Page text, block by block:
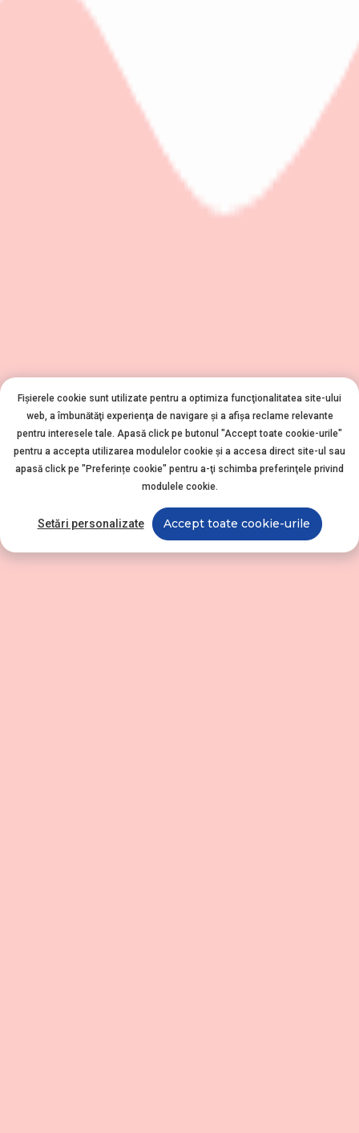
Fișierele cookie sunt utilizate pentru a optimiza funcţionalitatea site-ului
web, a îmbunătăţi experienţa de navigare şi a afişa reclame relevante
pentru interesele tale. Apasă click pe butonul "Accept toate cookie-urile"
pentru a accepta utilizarea modulelor cookie şi a accesa direct site-ul sau
apasă click pe "Preferințe cookie" pentru a-ţi schimba preferinţele privind
modulele cookie.
Setări personalizate Accept toate cookie-urile